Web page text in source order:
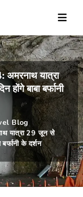
यात्रा
बाबा बर्फानी
Blog
यात्रा 29 जून से
के दर्शन